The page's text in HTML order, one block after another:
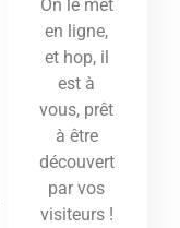
On le met
en ligne,
et hop, il
est à
vous, prêt
à être
découvert
par vos
visiteurs !